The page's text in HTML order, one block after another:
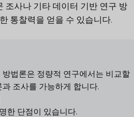
조사나 기타 데이터 기반 연구 방
통찰력을 얻을 수 있습니다.
법론은 정량적 연구에서는 비교할
조사를 가능하게 합니다.
한 단점이 있습니다.